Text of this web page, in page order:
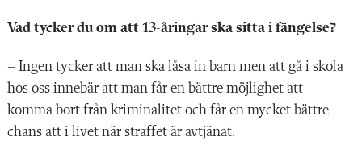
Vad tycker du om att 13-åringar ska sitta i fängelse?
– Ingen tycker att man ska låsa in barn men att gå i skola
hos oss innebär att man får en bättre möjlighet att
komma bort från kriminalitet och får en mycket bättre
chans att i livet när straffet är avtjänat.